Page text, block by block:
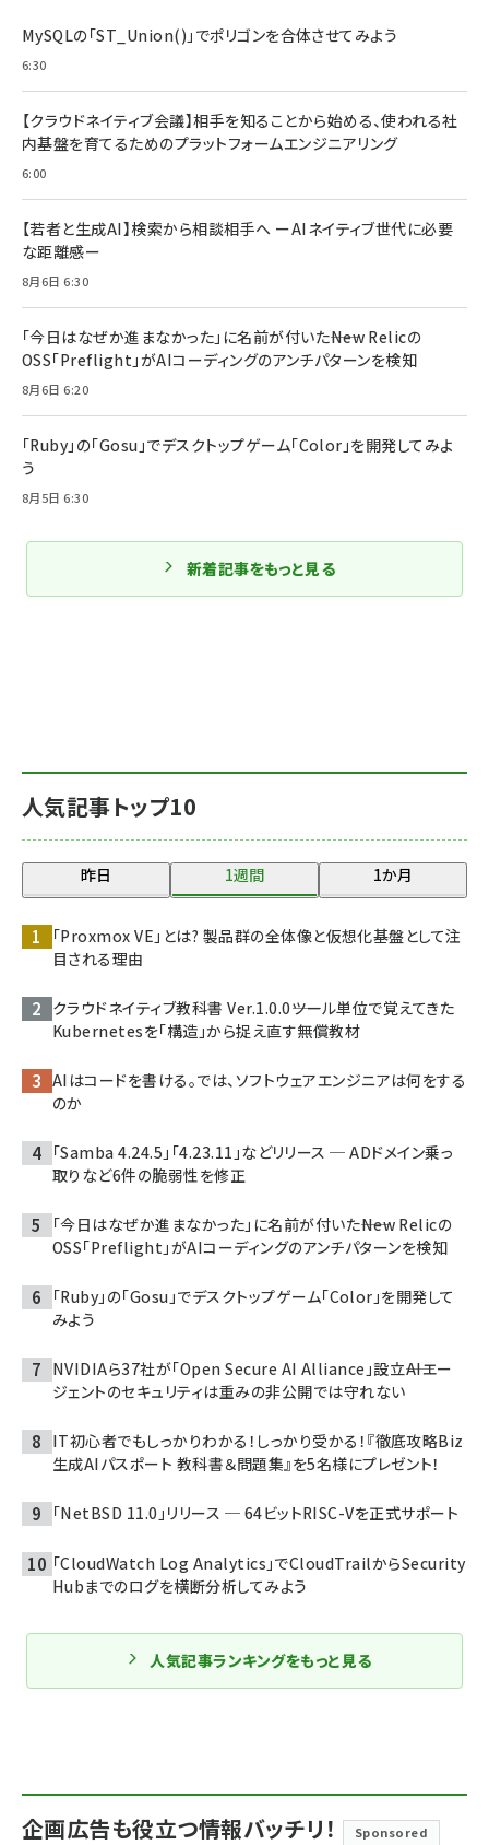
人気記事トップ10
昨日 1週間 1か月
「Proxmox VE」とは? 製品群の全体像と仮想化基盤として注
目される理由
クラウドネイティブ教科書 Ver.1.0.0――ツール単位で覚えてきた
Kubernetesを「構造」から捉え直す無償教材
AIはコードを書ける。では、ソフトウェアエンジニアは何をする
のか
「Samba 4.24.5」「4.23.11」などリリース ─ ADドメイン乗っ
取りなど6件の脆弱性を修正
「今日はなぜか進まなかった」に名前が付いた――New Relicの
OSS「Preflight」がAIコーディングのアンチパターンを検知
「Ruby」の「Gosu」でデスクトップゲーム「Color」を開発して
みよう
NVIDIAら37社が「Open Secure AI Alliance」設立――AIエー
ジェントのセキュリティは重みの非公開では守れない
IT初心者でもしっかりわかる！しっかり受かる！『徹底攻略Biz
生成AIパスポート 教科書＆問題集』を5名様にプレゼント！
「NetBSD 11.0」リリース ─ 64ビットRISC-Vを正式サポート
「CloudWatch Log Analytics」でCloudTrailからSecurity
Hubまでのログを横断分析してみよう
人気記事ランキングをもっと見る
MySQLの「ST_Union()」でポリゴンを合体させてみよう
6:30
【クラウドネイティブ会議】相手を知ることから始める、使われる社
内基盤を育てるためのプラットフォームエンジニアリング
6:00
【若者と生成AI】検索から相談相手へ ーAIネイティブ世代に必要
な距離感ー
8月6日 6:30
「今日はなぜか進まなかった」に名前が付いた――New Relicの
OSS「Preflight」がAIコーディングのアンチパターンを検知
8月6日 6:20
「Ruby」の「Gosu」でデスクトップゲーム「Color」を開発してみよ
う
8月5日 6:30
新着記事をもっと見る
企画広告も役立つ情報バッチリ！ Sponsored